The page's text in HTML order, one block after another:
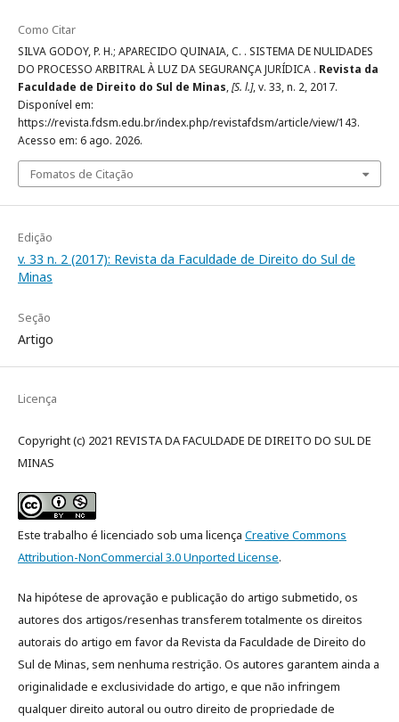
Como Citar
SILVA GODOY, P. H.; APARECIDO QUINAIA, C. . SISTEMA DE NULIDADES
DO PROCESSO ARBITRAL À LUZ DA SEGURANÇA JURÍDICA . Revista da
Faculdade de Direito do Sul de Minas,[S. l.], v. 33, n. 2, 2017.
Disponível em:
https://revista.fdsm.edu.br/index.php/revistafdsm/article/view/143.
Acesso em: 6 ago. 2026.
Fomatos de Citação
Edição
v. 33 n. 2 (2017): Revista da Faculdade de Direito do Sul de
Minas
Seção
Artigo
Licença
Copyright (c) 2021 REVISTA DA FACULDADE DE DIREITO DO SUL DE
MINAS
Este trabalho é licenciado sob uma licença Creative Commons
Attribution-NonCommercial 3.0 Unported License.
Na hipótese de aprovação e publicação do artigo submetido, os
autores dos artigos/resenhas transferem totalmente os direitos
autorais do artigo em favor da Revista da Faculdade de Direito do
Sul de Minas, sem nenhuma restrição. Os autores garantem ainda a
originalidade e exclusividade do artigo, e que não infringem
qualquer direito autoral ou outro direito de propriedade de